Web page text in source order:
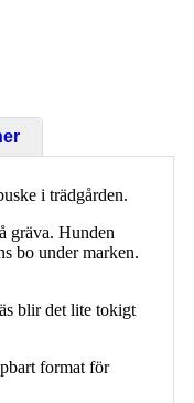
i trädgården.
gräva. Hunden
bo under marken.
blir det lite tokigt
format för